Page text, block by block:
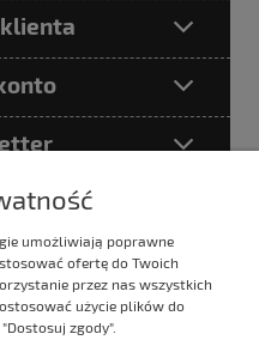
klienta
akceptujesz
umożliwiają poprawne
ofertę do Twoich
przez nas wszystkich
użycie plików do
zgody".